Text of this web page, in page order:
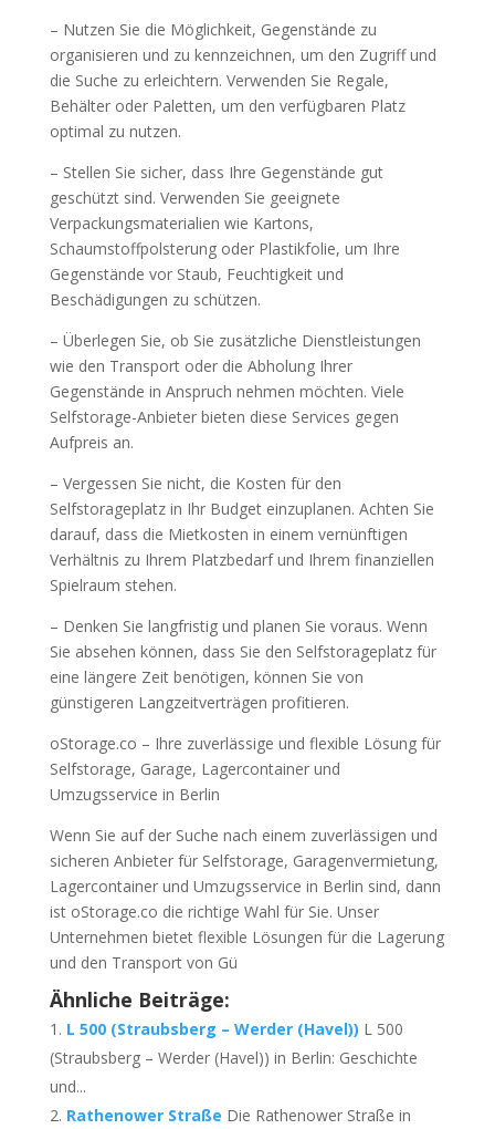
– Nutzen Sie die Möglichkeit, Gegenstände zu
organisieren und zu kennzeichnen, um den Zugriff und
die Suche zu erleichtern. Verwenden Sie Regale,
Behälter oder Paletten, um den verfügbaren Platz
optimal zu nutzen.
– Stellen Sie sicher, dass Ihre Gegenstände gut
geschützt sind. Verwenden Sie geeignete
Verpackungsmaterialien wie Kartons,
Schaumstoffpolsterung oder Plastikfolie, um Ihre
Gegenstände vor Staub, Feuchtigkeit und
Beschädigungen zu schützen.
– Überlegen Sie, ob Sie zusätzliche Dienstleistungen
wie den Transport oder die Abholung Ihrer
Gegenstände in Anspruch nehmen möchten. Viele
Selfstorage-Anbieter bieten diese Services gegen
Aufpreis an.
– Vergessen Sie nicht, die Kosten für den
Selfstorageplatz in Ihr Budget einzuplanen. Achten Sie
darauf, dass die Mietkosten in einem vernünftigen
Verhältnis zu Ihrem Platzbedarf und Ihrem finanziellen
Spielraum stehen.
– Denken Sie langfristig und planen Sie voraus. Wenn
Sie absehen können, dass Sie den Selfstorageplatz für
eine längere Zeit benötigen, können Sie von
günstigeren Langzeitverträgen profitieren.
oStorage.co – Ihre zuverlässige und flexible Lösung für
Selfstorage, Garage, Lagercontainer und
Umzugsservice in Berlin
Wenn Sie auf der Suche nach einem zuverlässigen und
sicheren Anbieter für Selfstorage, Garagenvermietung,
Lagercontainer und Umzugsservice in Berlin sind, dann
ist oStorage.co die richtige Wahl für Sie. Unser
Unternehmen bietet flexible Lösungen für die Lagerung
und den Transport von Gü
Ähnliche Beiträge:
L 500 (Straubsberg – Werder (Havel)) L 500
(Straubsberg – Werder (Havel)) in Berlin: Geschichte
und...
Rathenower Straße Die Rathenower Straße in